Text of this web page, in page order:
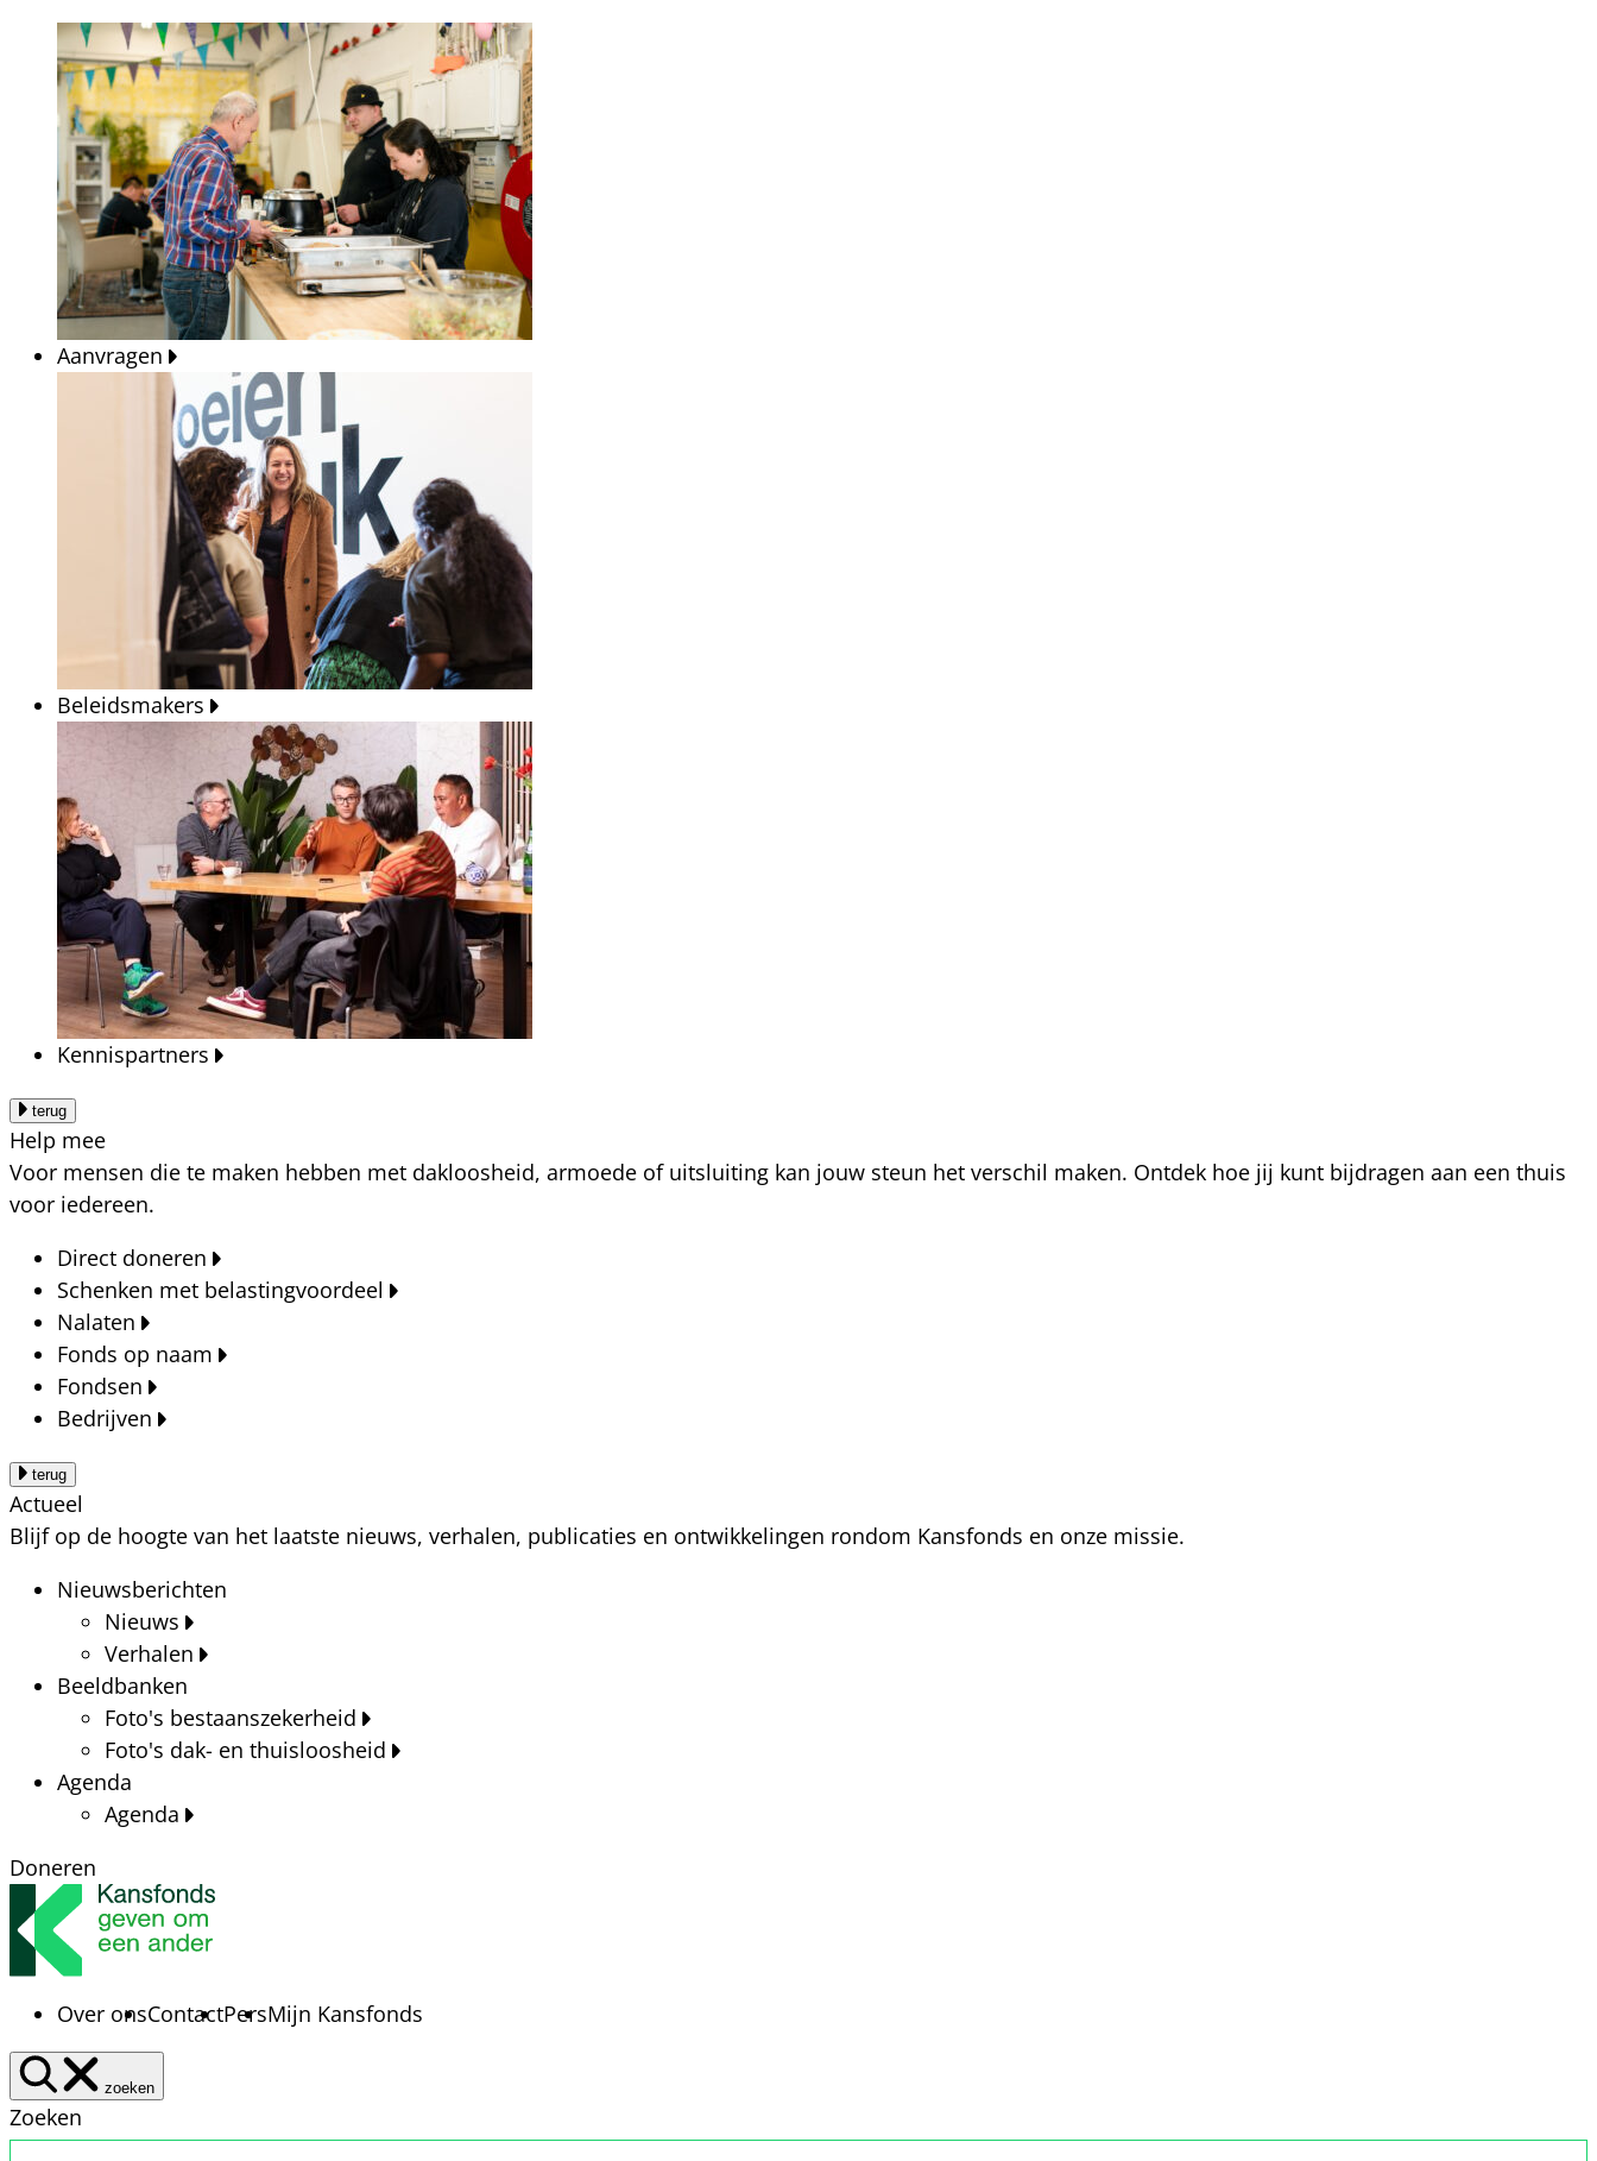
Aanvragen
Beleidsmakers
Kennispartners
terug
Help mee
Voor mensen die te maken hebben met dakloosheid, armoede of uitsluiting kan jouw steun het verschil maken. Ontdek hoe jij kunt bijdragen aan een thuis
voor iedereen.
Direct doneren
Schenken met belastingvoordeel
Nalaten
Fonds op naam
Fondsen
Bedrijven
terug
Actueel
Blijf op de hoogte van het laatste nieuws, verhalen, publicaties en ontwikkelingen rondom Kansfonds en onze missie.
Nieuwsberichten
Nieuws
Verhalen
Beeldbanken
Foto's bestaanszekerheid
Foto's dak- en thuisloosheid
Agenda
Agenda
Doneren
Over onsContactPersMijn Kansfonds
zoeken
Zoeken